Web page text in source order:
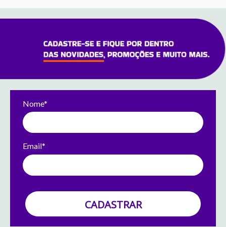
Nome*
Email*
CADASTRAR